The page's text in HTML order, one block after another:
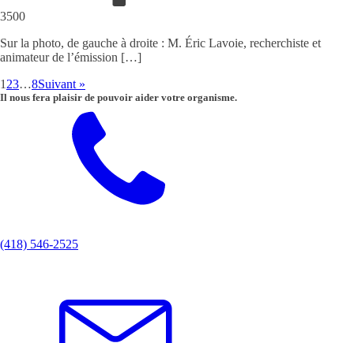
3500
Sur la photo, de gauche à droite : M. Éric Lavoie, recherchiste et
animateur de l’émission […]
1 23…8Suivant »
Il nous fera plaisir de pouvoir aider votre organisme.
(418) 546-2525